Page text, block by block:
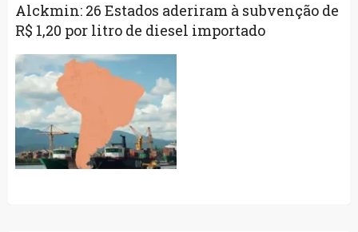
Alckmin: 26 Estados aderiram à subvenção de
R$ 1,20 por litro de diesel importado